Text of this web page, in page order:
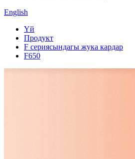
English
Үй
Продукт
F сериясындагы жука кардар
F650